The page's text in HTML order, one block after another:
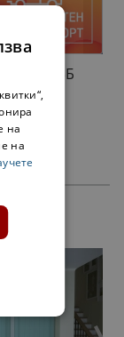
ДЪБ
на
на